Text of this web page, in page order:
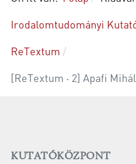
Irodalomtudományi
Re­Tex­tum
[ReTextum ‧ 2] Apafi
KUTATÓKÖZPONT